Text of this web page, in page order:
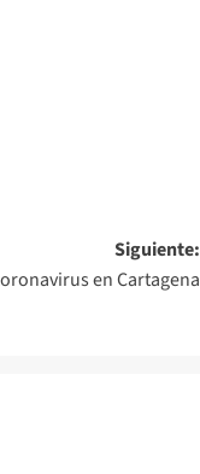
Siguiente:
en Cartagena